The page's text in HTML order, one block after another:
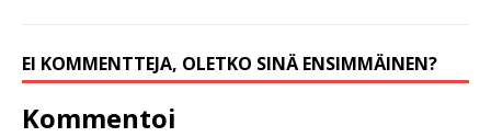
EI KOMMENTTEJA, OLETKO SINÄ ENSIMMÄINEN?
Kommentoi